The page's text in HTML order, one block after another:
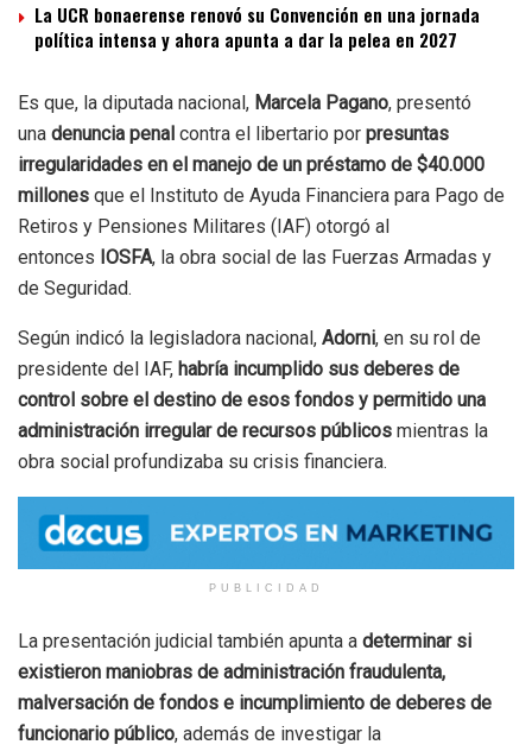
La UCR bonaerense renovó su Convención en una jornada
política intensa y ahora apunta a dar la pelea en 2027
Es que, la diputada nacional, Marcela Pagano, presentó
una denuncia penal contra el libertario por presuntas
irregularidades en el manejo de un préstamo de $40.000
millones que el Instituto de Ayuda Financiera para Pago de
Retiros y Pensiones Militares (IAF) otorgó al
entonces IOSFA, la obra social de las Fuerzas Armadas y
de Seguridad.
Según indicó la legisladora nacional, Adorni, en su rol de
presidente del IAF, habría incumplido sus deberes de
control sobre el destino de esos fondos y permitido una
administración irregular de recursos públicos mientras la
obra social profundizaba su crisis financiera.
PUBLICIDAD
La presentación judicial también apunta a determinar si
existieron maniobras de administración fraudulenta,
malversación de fondos e incumplimiento de deberes de
funcionario público, además de investigar la